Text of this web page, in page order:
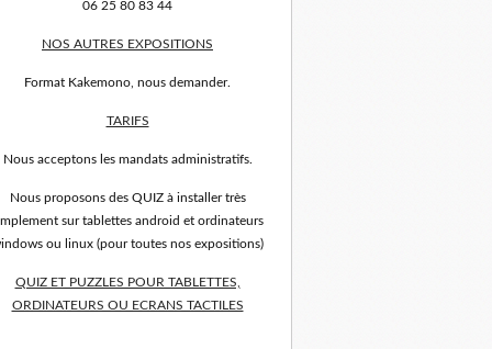
06 25 80 83 44
NOS AUTRES EXPOSITIONS
Format Kakemono, nous demander.
TARIFS
Nous acceptons les mandats administratifs.
Nous proposons des QUIZ à installer très
sur tablettes android et ordinateurs
ou linux (pour toutes nos expositions)
QUIZ ET PUZZLES POUR TABLETTES,
ORDINATEURS OU ECRANS TACTILES